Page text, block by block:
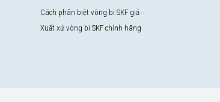
Cách phân biệt vòng bi SKF giả
Xuất xứ vòng bi SKF chính hãng